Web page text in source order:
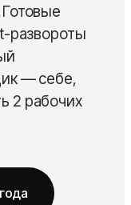
PRO
развороты
— себе,
2 рабочих